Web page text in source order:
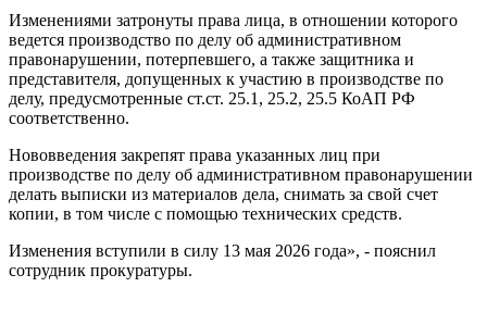
Изменениями затронуты права лица, в отношении которого
ведется производство по делу об административном
правонарушении, потерпевшего, а также защитника и
представителя, допущенных к участию в производстве по
делу, предусмотренные ст.ст. 25.1, 25.2, 25.5 КоАП РФ
соответственно.
Нововведения закрепят права указанных лиц при
производстве по делу об административном правонарушении
делать выписки из материалов дела, снимать за свой счет
копии, в том числе с помощью технических средств.
Изменения вступили в силу 13 мая 2026 года», - пояснил
сотрудник прокуратуры.